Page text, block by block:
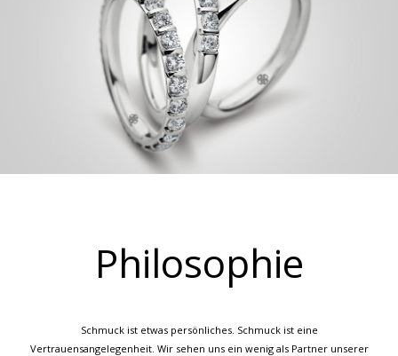
Philosophie
Schmuck ist etwas persönliches. Schmuck ist eine
Vertrauensangelegenheit. Wir sehen uns ein wenig als Partner unserer